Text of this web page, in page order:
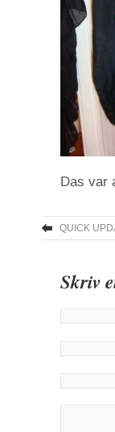
Das var
QUICK
Skriv